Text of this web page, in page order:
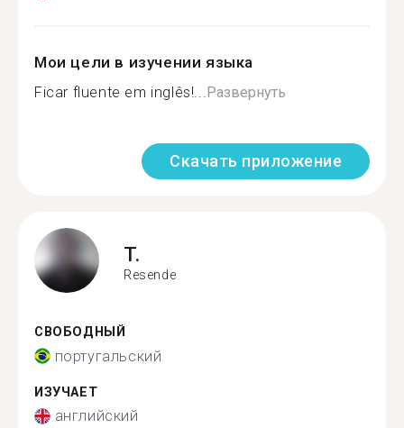
Мои цели в изучении языка
Ficar fluente em inglês!...Развернуть
Скачать приложение
T.
Resende
СВОБОДНЫЙ
португальский
ИЗУЧАЕТ
английский